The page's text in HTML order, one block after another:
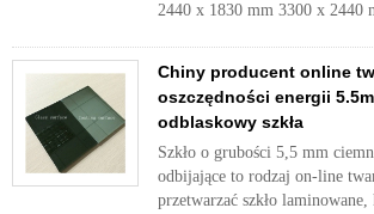
2440 x 1830 mm 3300 x 2440
Chiny producent online
oszczędności energii
odblaskowy szkła
Szkło o grubości 5,5 mm
odbijające to rodzaj on-line
przetwarzać szkło